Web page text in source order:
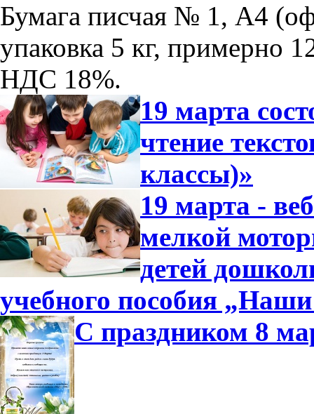
Бумага писчая № 1, А4
упаковка 5 кг, примерно
НДС 18%.
19 марта
чтение
классы)»
19 марта -
мелкой
детей
учебного пособия
С праздником 8